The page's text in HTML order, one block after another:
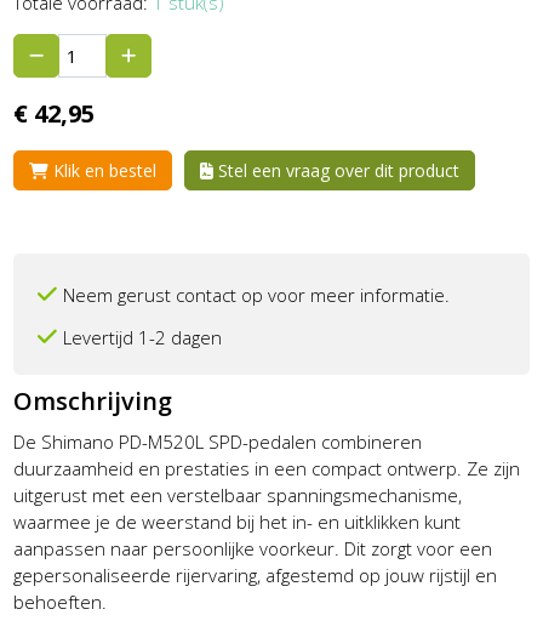
€ 42,95
Klik en bestel Stel een vraag over dit product
Neem gerust contact op voor meer informatie.
Levertijd 1-2 dagen
Omschrijving
De Shimano PD-M520L SPD-pedalen combineren
duurzaamheid en prestaties in een compact ontwerp. Ze zijn
uitgerust met een verstelbaar spanningsmechanisme,
waarmee je de weerstand bij het in- en uitklikken kunt
aanpassen naar persoonlijke voorkeur. Dit zorgt voor een
gepersonaliseerde rijervaring, afgestemd op jouw rijstijl en
behoeften.